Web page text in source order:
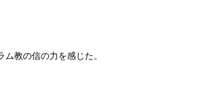
ム教の信の力を感じた。